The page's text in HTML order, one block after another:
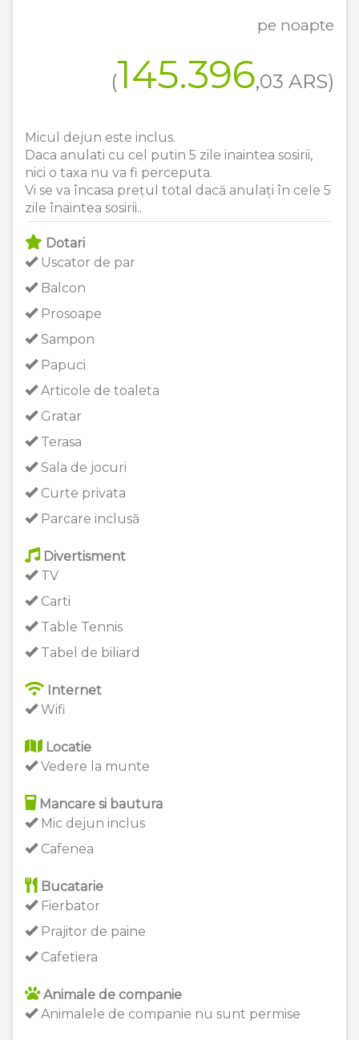
pe noapte
(145.396,03 ARS)
Micul dejun este inclus.
Daca anulati cu cel putin 5 zile inaintea sosirii,
nici o taxa nu va fi perceputa.
Vi se va încasa prețul total dacă anulați în cele 5
zile înaintea sosirii..
Dotari
Uscator de par
Balcon
Prosoape
Sampon
Papuci
Articole de toaleta
Gratar
Terasa
Sala de jocuri
Curte privata
Parcare inclusă
Divertisment
TV
Carti
Table Tennis
Tabel de biliard
Internet
Wifi
Locatie
Vedere la munte
Mancare si bautura
Mic dejun inclus
Cafenea
Bucatarie
Fierbator
Prajitor de paine
Cafetiera
Animale de companie
Animalele de companie nu sunt permise